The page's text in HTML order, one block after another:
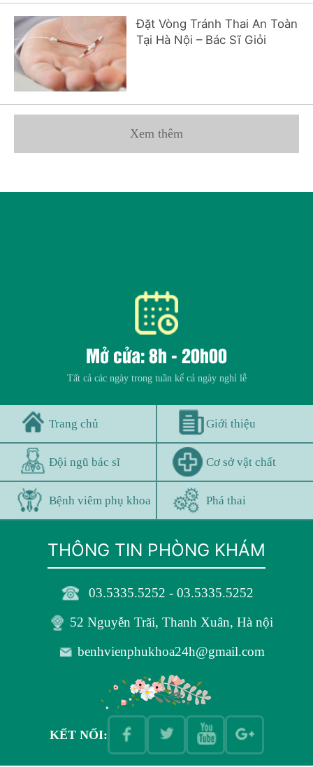
Đặt Vòng Tránh Thai An Toàn
Tại Hà Nội – Bác Sĩ Giỏi
Xem thêm
Mở cửa: 8h - 20h00
Tất cả các ngày trong tuần kể cả ngày nghỉ lễ
Trang chủ Giới thiệu
Đội ngũ bác sĩ Cơ sở vật chất
Bệnh viêm phụ khoa Phá thai
THÔNG TIN PHÒNG KHÁM
03.5335.5252 - 03.5335.5252
52 Nguyễn Trãi, Thanh Xuân, Hà nội
benhvienphukhoa24h@gmail.com
KẾT NỐI: